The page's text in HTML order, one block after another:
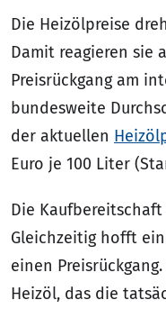
Die Heizölpreise
Damit reagieren sie
Preisrückgang am
bundesweite
der aktuellen
Euro je 100 Liter
Die
Gleichzeitig hofft
einen
Heizöl, das die